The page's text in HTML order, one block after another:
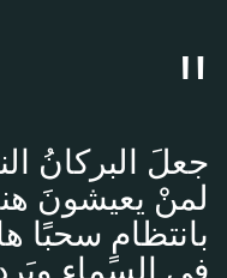
جعلَ البركانُ
لمنْ يعيشونَ
بانتظامٍ سحبًا
في السماءِ